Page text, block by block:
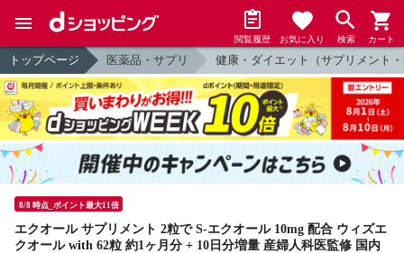
閲覧履歴 お気に入り 検索 カート
トップページ 医薬品・サプリ 健康・ダイエット（サプリメント
8/8 時点_ポイント最大11倍
エクオール サプリメント 2粒で S-エクオール 10mg 配合 ウィズエ
クオール with 62粒 約1ヶ月分 + 10日分増量 産婦人科医監修 国内